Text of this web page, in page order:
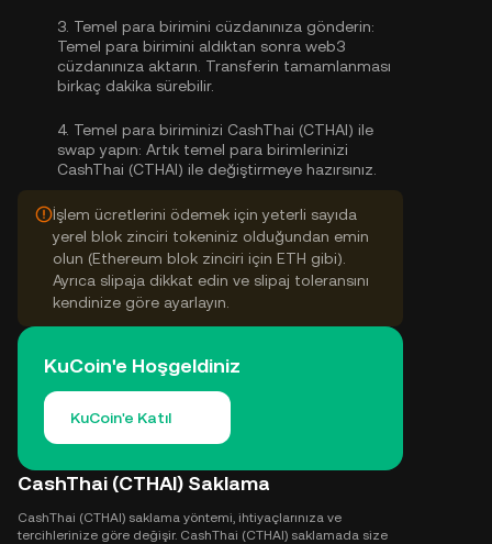
3. Temel para birimini cüzdanınıza gönderin:
Temel para birimini aldıktan sonra web3
cüzdanınıza aktarın. Transferin tamamlanması
birkaç dakika sürebilir.
4. Temel para biriminizi CashThai (CTHAI) ile
swap yapın: Artık temel para birimlerinizi
CashThai (CTHAI) ile değiştirmeye hazırsınız.
İşlem ücretlerini ödemek için yeterli sayıda
yerel blok zinciri tokeniniz olduğundan emin
olun (Ethereum blok zinciri için ETH gibi).
Ayrıca slipaja dikkat edin ve slipaj toleransını
kendinize göre ayarlayın.
KuCoin'e Hoşgeldiniz
KuCoin'e Katıl
CashThai (CTHAI) Saklama
CashThai (CTHAI) saklama yöntemi, ihtiyaçlarınıza ve
tercihlerinize göre değişir. CashThai (CTHAI) saklamada size